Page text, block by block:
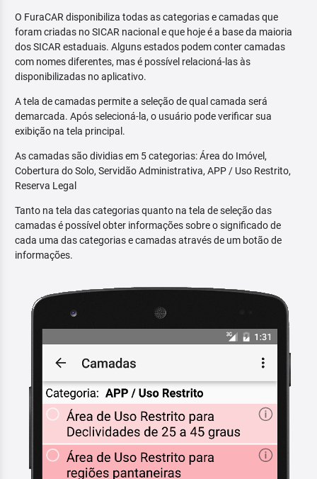
O FuraCAR disponibiliza todas as categorias e camadas que
foram criadas no SICAR nacional e que hoje é a base da maioria
dos SICAR estaduais. Alguns estados podem conter camadas
com nomes diferentes, mas é possível relacioná-las às
disponibilizadas no aplicativo.
A tela de camadas permite a seleção de qual camada será
demarcada. Após selecioná-la, o usuário pode verificar sua
exibição na tela principal.
As camadas são dividias em 5 categorias: Área do Imóvel,
Cobertura do Solo, Servidão Administrativa, APP / Uso Restrito,
Reserva Legal
Tanto na tela das categorias quanto na tela de seleção das
camadas é possível obter informações sobre o significado de
cada uma das categorias e camadas através de um botão de
informações.